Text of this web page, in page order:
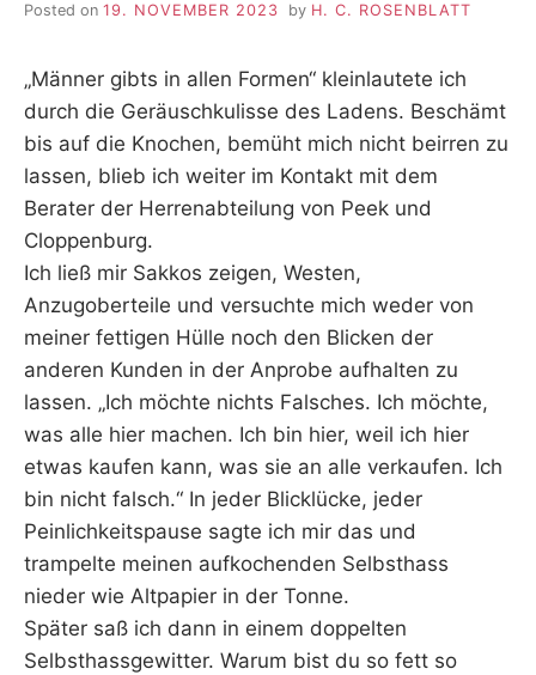
Posted on 19. NOVEMBER 2023 by H. C. ROSENBLATT
„Männer gibts in allen Formen“ kleinlautete ich
durch die Geräuschkulisse des Ladens. Beschämt
bis auf die Knochen, bemüht mich nicht beirren zu
lassen, blieb ich weiter im Kontakt mit dem
Berater der Herrenabteilung von Peek und
Cloppenburg.
Ich ließ mir Sakkos zeigen, Westen,
Anzugoberteile und versuchte mich weder von
meiner fettigen Hülle noch den Blicken der
anderen Kunden in der Anprobe aufhalten zu
lassen. „Ich möchte nichts Falsches. Ich möchte,
was alle hier machen. Ich bin hier, weil ich hier
etwas kaufen kann, was sie an alle verkaufen. Ich
bin nicht falsch.“ In jeder Blicklücke, jeder
Peinlichkeitspause sagte ich mir das und
trampelte meinen aufkochenden Selbsthass
nieder wie Altpapier in der Tonne.
Später saß ich dann in einem doppelten
Selbsthassgewitter. Warum bist du so fett so